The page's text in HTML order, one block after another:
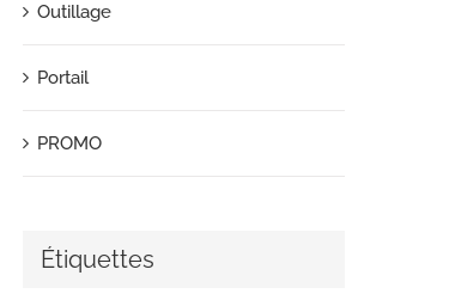
Outillage
Portail
PROMO
Étiquettes